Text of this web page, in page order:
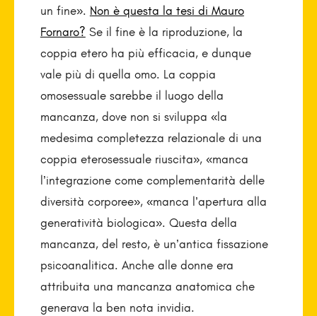
un fine». Non è questa la tesi di Mauro
Fornaro? Se il fine è la riproduzione, la
coppia etero ha più efficacia, e dunque
vale più di quella omo. La coppia
omosessuale sarebbe il luogo della
mancanza, dove non si sviluppa «la
medesima completezza relazionale di una
coppia eterosessuale riuscita», «manca
l’integrazione come complementarità delle
diversità corporee», «manca l’apertura alla
generatività biologica». Questa della
mancanza, del resto, è un’antica fissazione
psicoanalitica. Anche alle donne era
attribuita una mancanza anatomica che
generava la ben nota invidia.